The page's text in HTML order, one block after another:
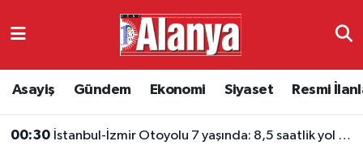
Asayiş Gündem Ekonomi Siyaset Resmi
00:30 İstanbul-İzmir Otoyolu 7 yaşında: 8,5 saatlik yol 3,5 saate indi
Ekonomi
Antalya Namaz Vakitleri